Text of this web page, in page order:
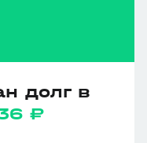
долг в
₽